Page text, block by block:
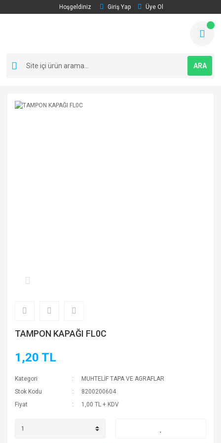
Hoşgeldiniz Giriş Yap Üye Ol
ARA
TAMPON KAPAĞI FL0C
1,20 TL
Kategori
MUHTELİF TAPA VE AGRAFLAR
Stok Kodu
8200200604
Fiyat
1,00 TL + KDV